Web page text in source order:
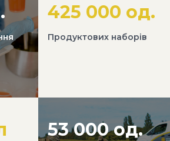
425 000 од.
Продуктових наборів
53 000 од.